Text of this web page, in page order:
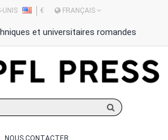
€ FRANÇAIS
et universitaires romandes
sur
NOUS CONTACTER